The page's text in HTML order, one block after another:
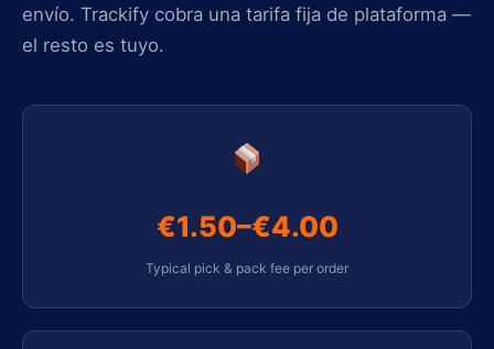
envío. Trackify cobra una tarifa fija de plataforma —
el resto es tuyo.
€1.50–€4.00
Typical pick & pack fee per order